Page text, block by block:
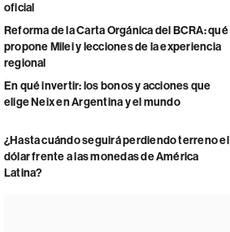
oficial
Reforma de la Carta Orgánica del BCRA: qué
propone Milei y lecciones de la experiencia
regional
En qué invertir: los bonos y acciones que
elige Neix en Argentina y el mundo
¿Hasta cuándo seguirá perdiendo terreno el
dólar frente a las monedas de América
Latina?